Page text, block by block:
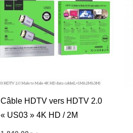
Câble HDTV vers HDTV 2.0
« US03 » 4K HD / 2M